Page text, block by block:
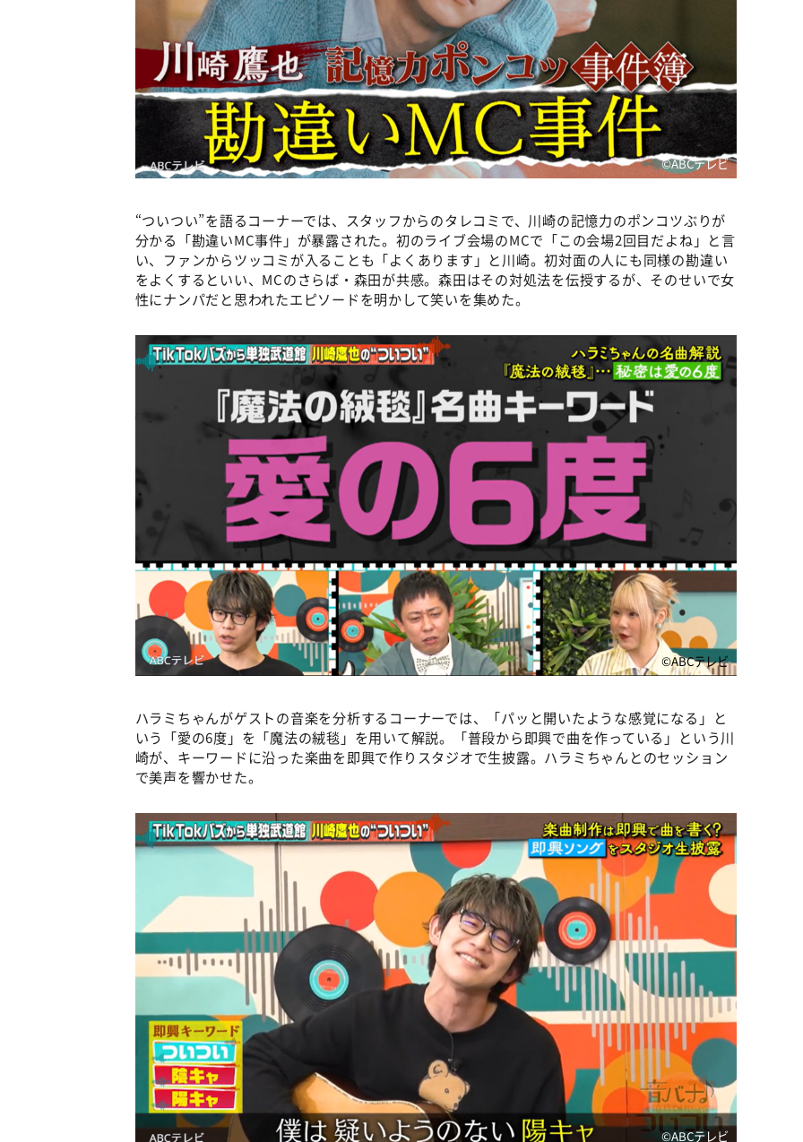
©ABCテレビ
“ついつい”を語るコーナーでは、スタッフからのタレコミで、川崎の記憶力のポンコツぶりが
分かる「勘違いMC事件」が暴露された。初のライブ会場のMCで「この会場2回目だよね」と言
い、ファンからツッコミが入ることも「よくあります」と川崎。初対面の人にも同様の勘違い
をよくするといい、MCのさらば・森田が共感。森田はその対処法を伝授するが、そのせいで女
性にナンパだと思われたエピソードを明かして笑いを集めた。
©ABCテレビ
ハラミちゃんがゲストの音楽を分析するコーナーでは、「パッと開いたような感覚になる」と
いう「愛の6度」を「魔法の絨毯」を用いて解説。「普段から即興で曲を作っている」という川
崎が、キーワードに沿った楽曲を即興で作りスタジオで生披露。ハラミちゃんとのセッション
で美声を響かせた。
©ABCテレビ